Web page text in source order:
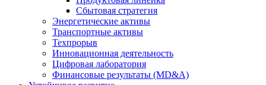
Сбытовая стратегия
Энергетические активы
Транспортные активы
Техпрорыв
Инновационная деятельность
Цифровая лаборатория
Финансовые результаты (MD&A)